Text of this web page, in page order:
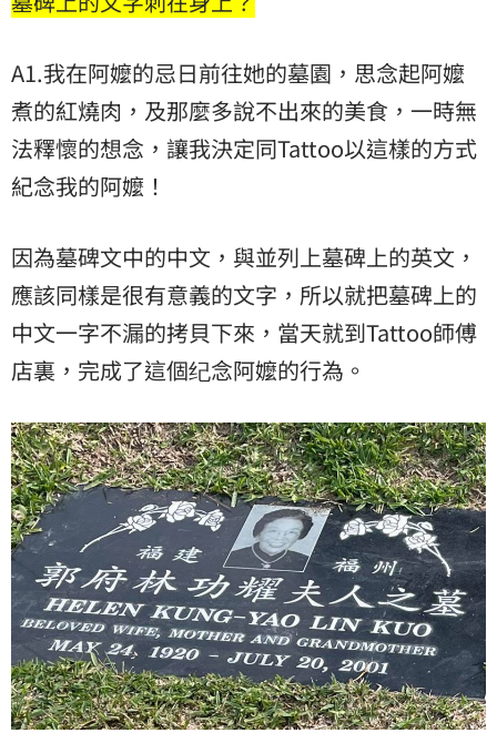
A1.我在阿嬤的忌日前往她的墓園，思念起阿嬤
煮的紅燒肉，及那麼多說不出來的美食，一時無
法釋懷的想念，讓我決定同Tattoo以這樣的方式
紀念我的阿嬤！
因為墓碑文中的中文，與並列上墓碑上的英文，
應該同樣是很有意義的文字，所以就把墓碑上的
中文一字不漏的拷貝下來，當天就到Tattoo師傅
店裏，完成了這個纪念阿嬤的行為。